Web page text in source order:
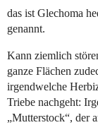
das ist Glechoma
genannt.
Kann ziemlich
ganze Flächen
irgendwelche
Triebe nachgeht:
„Mutterstock“, der